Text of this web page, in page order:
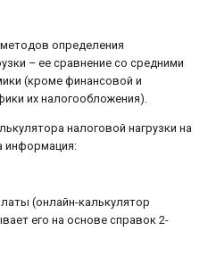
определения
– ее сравнение со средними
(кроме финансовой и
их налогообложения).
налоговой нагрузки на
информация:
(онлайн-калькулятор
его на основе справок 2-